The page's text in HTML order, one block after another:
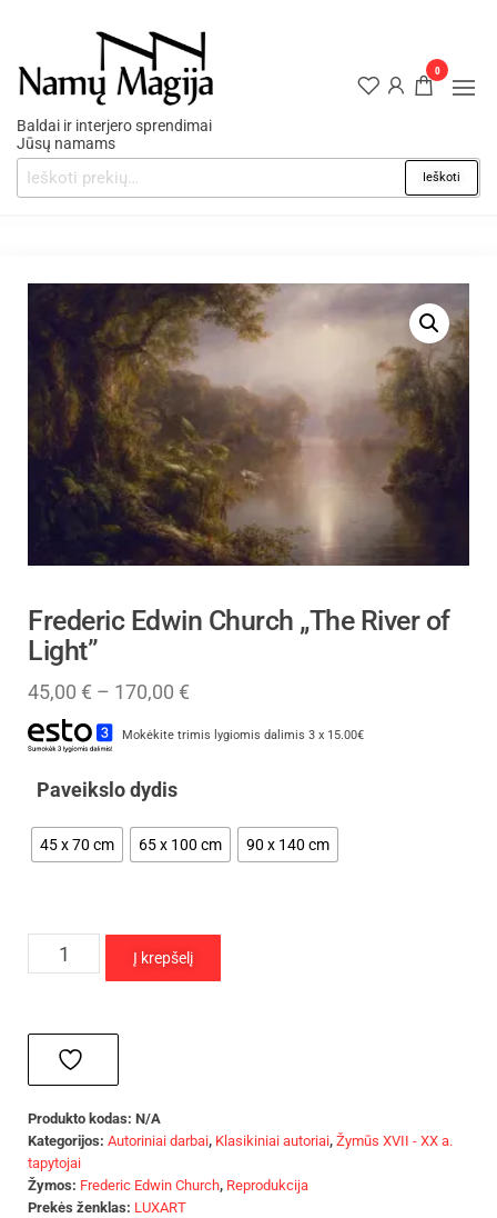
Baldai ir interjero sprendimai
Jūsų namams
Ieškoti
0
Frederic Edwin Church „The River of
Light”
45,00 € – 170,00 €
Mokėkite trimis lygiomis dalimis 3 x 15.00€
Paveikslo dydis
45 x 70 cm 65 x 100 cm 90 x 140 cm
Į krepšelį
Produkto kodas: N/A
Kategorijos: Autoriniai darbai, Klasikiniai autoriai, Žymūs XVII - XX a.
tapytojai
Žymos: Frederic Edwin Church, Reprodukcija
Prekės ženklas: LUXART